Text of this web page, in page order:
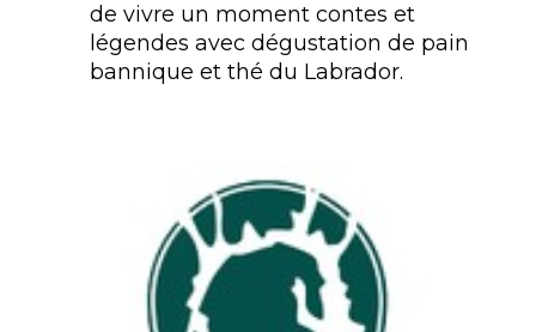
de vivre un moment contes et
légendes avec dégustation de pain
bannique et thé du Labrador.